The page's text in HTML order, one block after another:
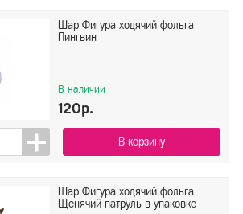
Шар Фигура ходячий фольга
Пингвин
В наличии
120р.
В корзину
Шар Фигура ходячий фольга
Щенячий патруль в упаковке